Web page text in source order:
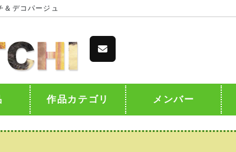
＆デコパージュ
作品カテゴリ メンバー